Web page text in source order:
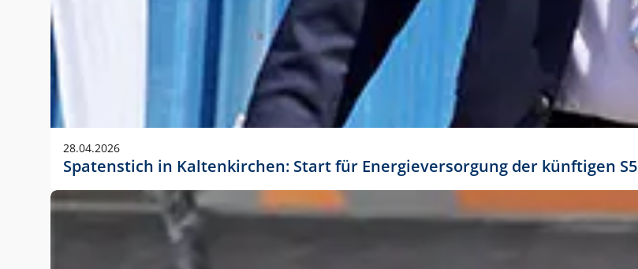
28.04.2026
Spatenstich in Kaltenkirchen: Start für Energieversorgung der künftigen S5